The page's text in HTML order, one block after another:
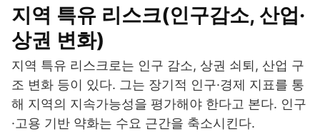
지역 특유 리스크(인구감소, 산업·
상권 변화)
지역 특유 리스크로는 인구 감소, 상권 쇠퇴, 산업 구
조 변화 등이 있다. 그는 장기적 인구·경제 지표를 통
해 지역의 지속가능성을 평가해야 한다고 본다. 인구
·고용 기반 약화는 수요 근간을 축소시킨다.